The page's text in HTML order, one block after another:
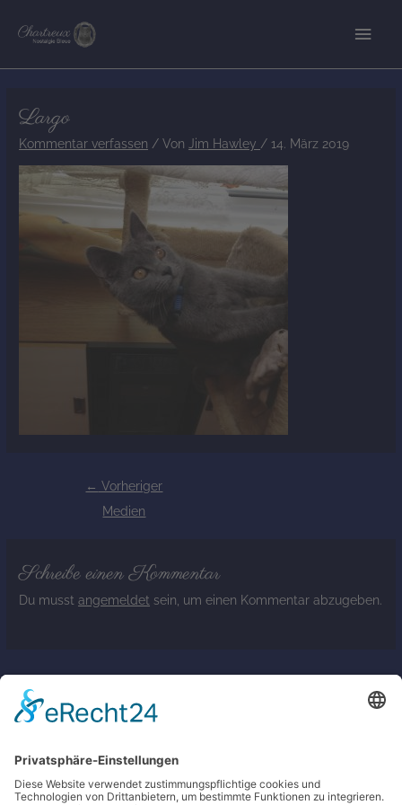
Inhalt
springen
Largo
Kommentar verfassen / Von Jim Hawley /14. März 2019
navigation
← Vorheriger
Medien
Schreibe einen Kommentar
Du musstangemeldet sein, um einen Kommentar abzugeben.